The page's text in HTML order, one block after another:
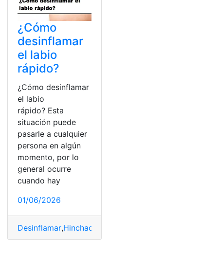
¿Cómo
desinflamar
el labio
rápido?
¿Cómo desinflamar
el labio
rápido? Esta
situación puede
pasarle a cualquier
persona en algún
momento, por lo
general ocurre
cuando hay
01/06/2026
Desinflamar,Hinchado